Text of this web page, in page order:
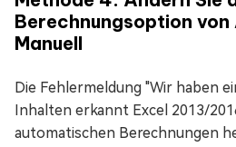
Berechnungsoption
Manuell
Die Fehlermeldung "Wir haben
Inhalten erkannt Excel 2013/
automatischen Berechnungen